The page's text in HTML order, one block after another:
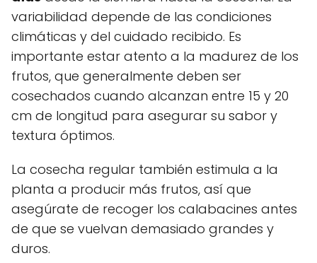
variabilidad depende de las condiciones
climáticas y del cuidado recibido. Es
importante estar atento a la madurez de los
frutos, que generalmente deben ser
cosechados cuando alcanzan entre 15 y 20
cm de longitud para asegurar su sabor y
textura óptimos.
La cosecha regular también estimula a la
planta a producir más frutos, así que
asegúrate de recoger los calabacines antes
de que se vuelvan demasiado grandes y
duros.